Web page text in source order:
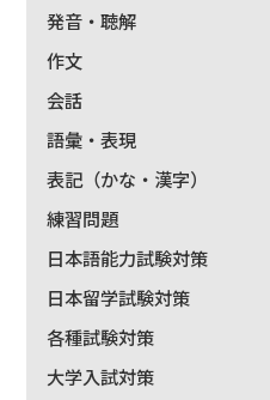
発音・聴解
作文
会話
語彙・表現
表記（かな・漢字）
練習問題
日本語能力試験対策
日本留学試験対策
各種試験対策
大学入試対策